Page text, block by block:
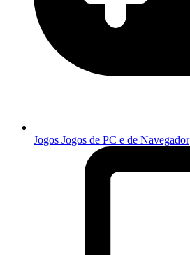
Jogos Jogos de PC e de Navegador